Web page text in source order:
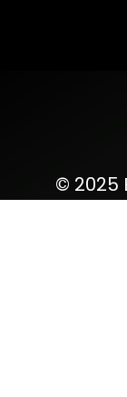
© 2025